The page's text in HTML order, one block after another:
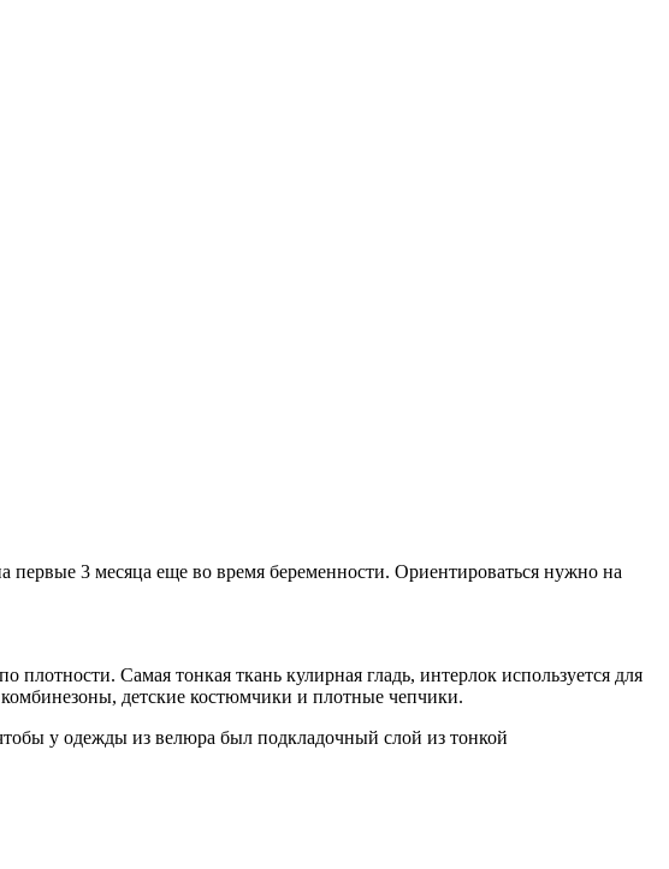
3 месяца еще во время беременности. Ориентироваться нужно на
Самая тонкая ткань кулирная гладь, интерлок используется для
детские костюмчики и плотные чепчики.
у одежды из велюра был подкладочный слой из тонкой